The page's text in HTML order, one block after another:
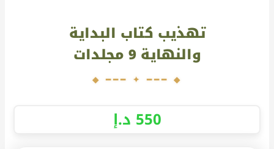
تهذيب كتاب البداية
والنهاية 9 مجلدات
550 د.إ